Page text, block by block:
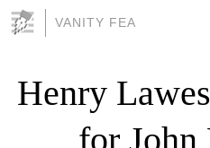
VANITY FEA
Henry
for